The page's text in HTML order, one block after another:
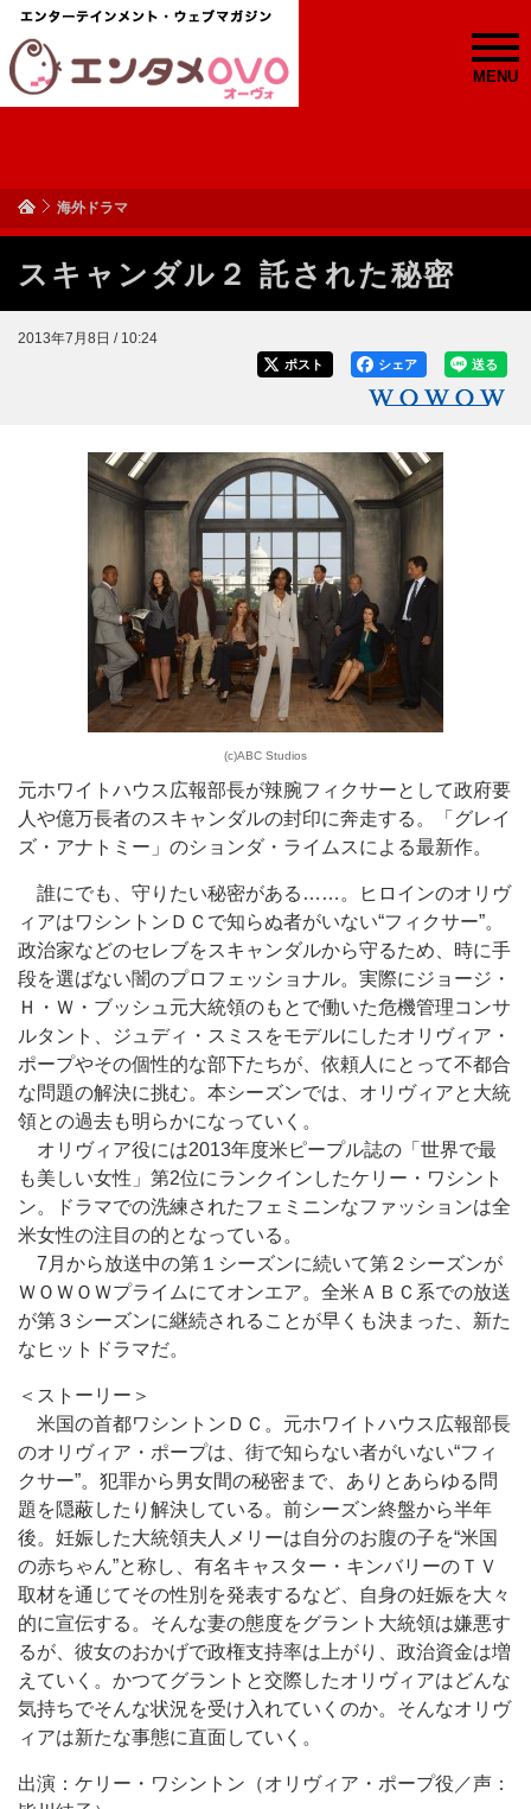
MENU
海外ドラマ
スキャンダル２ 託された秘密
2013年7月8日 / 10:24
送る
シェア
ポスト
(c)ABC Studios
元ホワイトハウス広報部長が辣腕フィクサーとして政府要
人や億万長者のスキャンダルの封印に奔走する。「グレイ
ズ・アナトミー」のションダ・ライムスによる最新作。
誰にでも、守りたい秘密がある……。ヒロインのオリヴ
ィアはワシントンＤＣで知らぬ者がいない“フィクサー”。
政治家などのセレブをスキャンダルから守るため、時に手
段を選ばない闇のプロフェッショナル。実際にジョージ・
Ｈ・Ｗ・ブッシュ元大統領のもとで働いた危機管理コンサ
ルタント、ジュディ・スミスをモデルにしたオリヴィア・
ポープやその個性的な部下たちが、依頼人にとって不都合
な問題の解決に挑む。本シーズンでは、オリヴィアと大統
領との過去も明らかになっていく。
オリヴィア役には2013年度米ピープル誌の「世界で最
も美しい女性」第2位にランクインしたケリー・ワシント
ン。ドラマでの洗練されたフェミニンなファッションは全
米女性の注目の的となっている。
7月から放送中の第１シーズンに続いて第２シーズンが
ＷＯＷＯＷプライムにてオンエア。全米ＡＢＣ系での放送
が第３シーズンに継続されることが早くも決まった、新た
なヒットドラマだ。
＜ストーリー＞
米国の首都ワシントンＤＣ。元ホワイトハウス広報部長
のオリヴィア・ポープは、街で知らない者がいない“フィ
クサー”。犯罪から男女間の秘密まで、ありとあらゆる問
題を隠蔽したり解決している。前シーズン終盤から半年
後。妊娠した大統領夫人メリーは自分のお腹の子を“米国
の赤ちゃん”と称し、有名キャスター・キンバリーのＴＶ
取材を通じてその性別を発表するなど、自身の妊娠を大々
的に宣伝する。そんな妻の態度をグラント大統領は嫌悪す
るが、彼女のおかげで政権支持率は上がり、政治資金は増
えていく。かつてグラントと交際したオリヴィアはどんな
気持ちでそんな状況を受け入れていくのか。そんなオリヴ
ィアは新たな事態に直面していく。
出演：ケリー・ワシントン（オリヴィア・ポープ役／声：